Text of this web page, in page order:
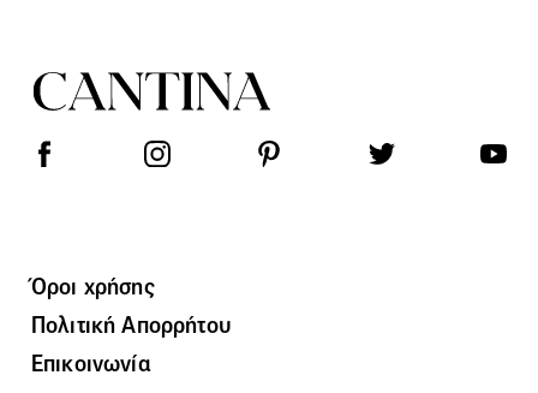
Όροι χρήσης
Πολιτική Απορρήτου
Επικοινωνία